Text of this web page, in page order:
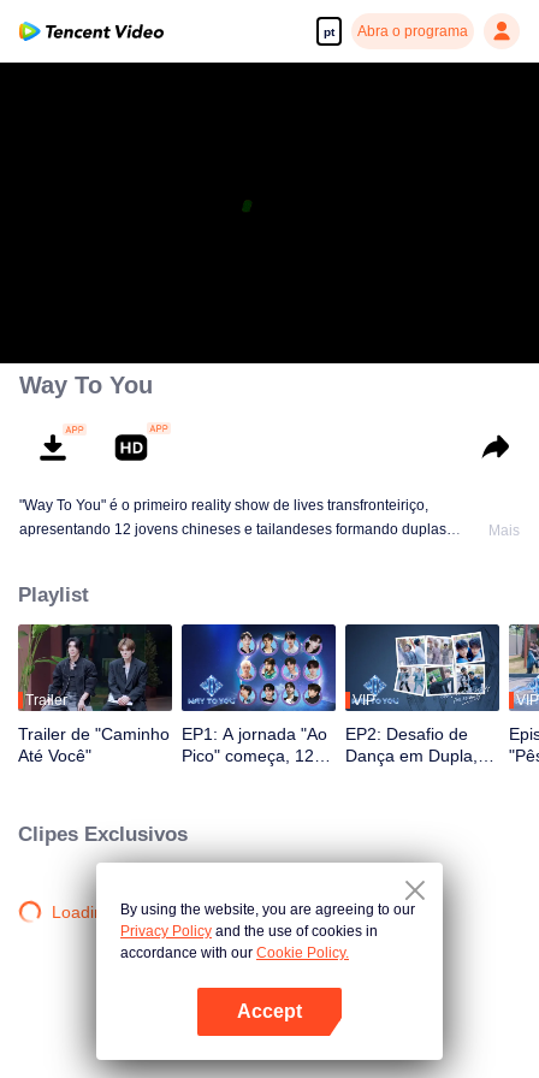
pt Abra o programa
Abra o programa
Way To You
"Way To You" é o primeiro reality show de lives transfronteiriço,
apresentando 12 jovens chineses e tailandeses formando duplas
múltiplas plataformas. Os espectadores participam diretamente do
desenvolvimento dos ídolos por meio de votações e apoio, acompanhando
a jornada desde o primeiro encontro até a sinergia perfeita. O casal mais
popular, com a melhor química, finalmente fará sua estreia no palco global.
Mais
Playlist
Trailer
Trailer de "Caminho
Até Você"
EP1: A jornada "Ao
Pico" começa, 12
primeira vez!
VIP
EP2: Desafio de
Dança em Dupla,
VIP
Clipes Exclusivos
Loading…By using the website, you are agreeing to our
Privacy Policy and the use of cookies in
accordance with our Cookie Policy.
Accept